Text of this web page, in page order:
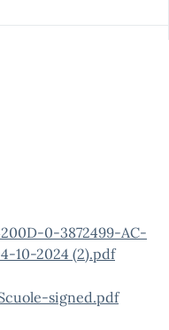
0-3872499-AC-
10-2024 (2).pdf
signed.pdf